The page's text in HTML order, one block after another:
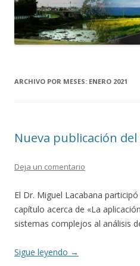
ARCHIVO POR MESES: ENERO 2021
Nueva publicación del
Deja un comentario
El Dr. Miguel Lacabana
capítulo acerca de «La
sistemas complejos al análisis
Sigue leyendo →